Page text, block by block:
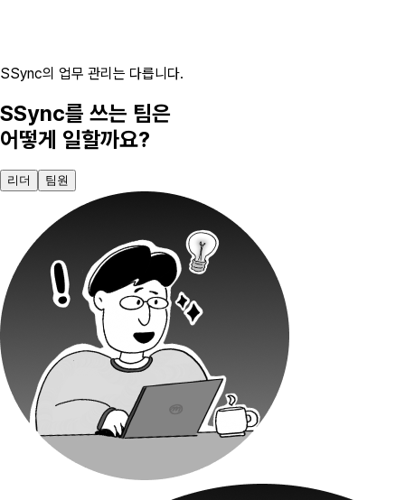
SSync의 업무 관리는 다릅니다.
SSync를 쓰는 팀은
어떻게 일할까요?
리더 팀원